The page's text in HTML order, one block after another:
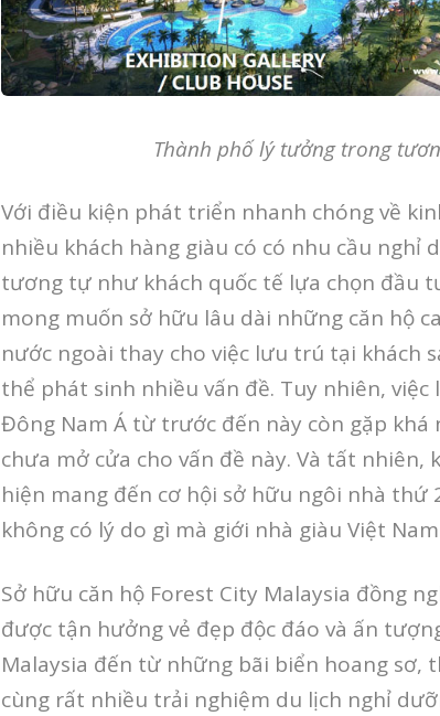
Thành phố lý tưởng trong
Với điều kiện phát triển nhanh chóng về
nhiều khách hàng giàu có có nhu cầu nghỉ
tương tự như khách quốc tế lựa chọn đầu
mong muốn sở hữu lâu dài những căn hộ
nước ngoài thay cho việc lưu trú tại khách
thể phát sinh nhiều vấn đề. Tuy nhiên,
Đông Nam Á từ trước đến này còn gặp khá
chưa mở cửa cho vấn đề này. Và tất nhiên,
hiện mang đến cơ hội sở hữu ngôi nhà thứ
không có lý do gì mà giới nhà giàu Việt
Sở hữu căn hộ Forest City Malaysia đồng
được tận hưởng vẻ đẹp độc đáo và ấn
Malaysia đến từ những bãi biển hoang
cùng rất nhiều trải nghiệm du lịch nghỉ